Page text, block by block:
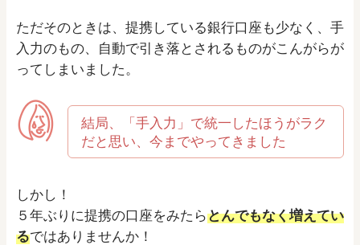
ただそのときは、提携している銀行口座も少なく、手
入力のもの、自動で引き落とされるものがこんがらが
ってしまいました。
結局、「手入力」で統一したほうがラク
だと思い、今までやってきました
しかし！
５年ぶりに提携の口座をみたらとんでもなく増えてい
るではありませんか！